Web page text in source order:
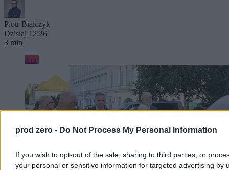
prod zero - Do Not Process My Personal Information
If you wish to opt-out of the sale, sharing to third parties, or
your personal or sensitive information for targeted advertising by
Piotr Białczyk
Dzisiaj 12:26
3 min
Kraj